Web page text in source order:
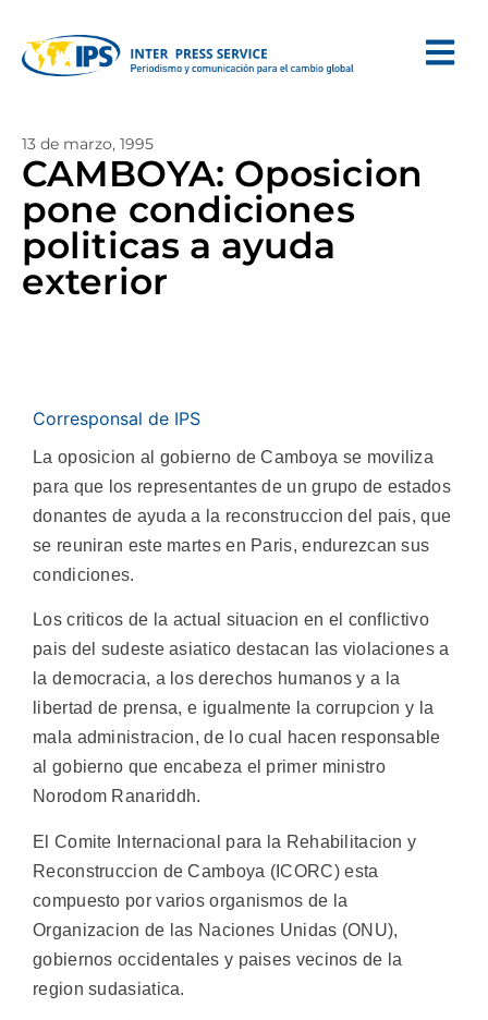
13 de marzo, 1995
CAMBOYA: Oposicion
pone condiciones
politicas a ayuda
exterior
Corresponsal de IPS
La oposicion al gobierno de Camboya se moviliza
para que los representantes de un grupo de estados
donantes de ayuda a la reconstruccion del pais, que
se reuniran este martes en Paris, endurezcan sus
condiciones.
Los criticos de la actual situacion en el conflictivo
pais del sudeste asiatico destacan las violaciones a
la democracia, a los derechos humanos y a la
libertad de prensa, e igualmente la corrupcion y la
mala administracion, de lo cual hacen responsable
al gobierno que encabeza el primer ministro
Norodom Ranariddh.
El Comite Internacional para la Rehabilitacion y
Reconstruccion de Camboya (ICORC) esta
compuesto por varios organismos de la
Organizacion de las Naciones Unidas (ONU),
gobiernos occidentales y paises vecinos de la
region sudasiatica.